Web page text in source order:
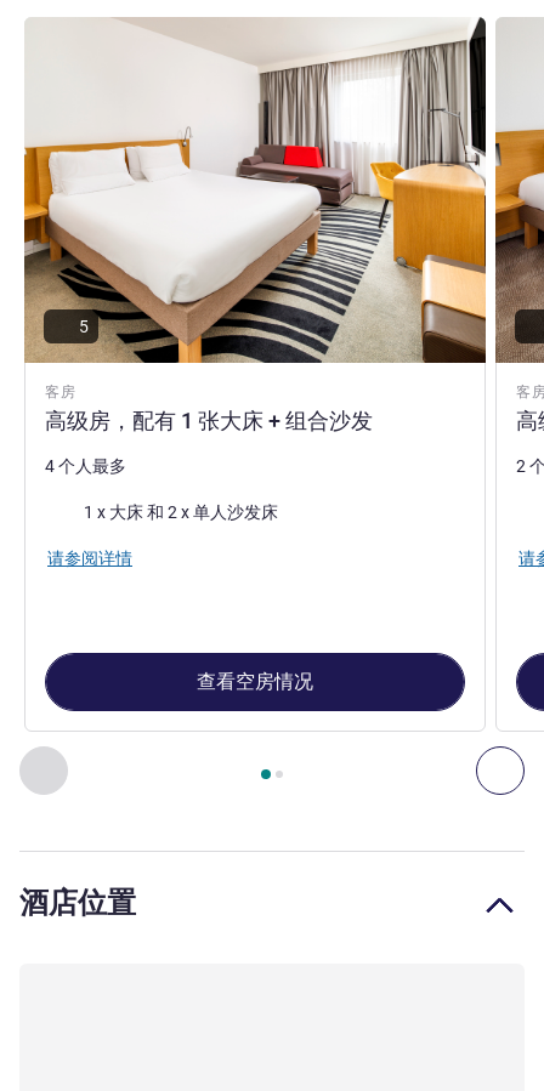
上一个 - 客房 下
第 页，共 , 客房 1 : 高级房，配有 1 张大床 + 组合沙发
客房
高级房，配有 1 张大床 + 组合沙发
请参阅详情
5
4 个人最多
床上用品 1 x 大床 和 2 x 单人沙发床
请参阅详情
查看空房情况
客
高
请参
2
请
酒店位置